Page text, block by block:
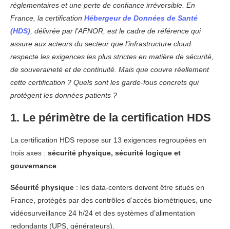
réglementaires et une perte de confiance irréversible. En
France, la certification Hébergeur de Données de Santé
(HDS) , délivrée par l’AFNOR, est le cadre de référence qui
assure aux acteurs du secteur que l’infrastructure cloud
respecte les exigences les plus strictes en matière de sécurité,
de souveraineté et de continuité. Mais que couvre réellement
cette certification ? Quels sont les garde-fous concrets qui
protègent les données patients ?
1. Le périmètre de la certification HDS
La certification HDS repose sur 13 exigences regroupées en
trois axes : sécurité physique, sécurité logique et
gouvernance
Sécurité physique : les data-centers doivent être situés en
France, protégés par des contrôles d’accès biométriques, une
vidéosurveillance 24 h/24 et des systèmes d’alimentation
redondants (UPS, générateurs).